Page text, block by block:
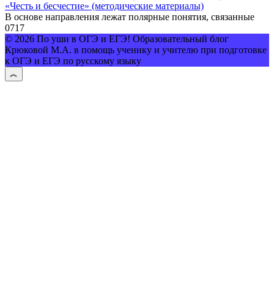
«Честь и бесчестие» (методические материалы)
В основе направления лежат полярные понятия, связанные
0717
© 2026 По уши в ОГЭ и ЕГЭ! Образовательный блог
Крюковой М.А. в помощь ученику и учителю при подготовке
к ОГЭ и ЕГЭ по русскому языку